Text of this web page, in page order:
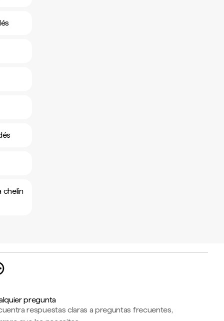
chelín
pregunta
respuestas claras a preguntas frecuentes,